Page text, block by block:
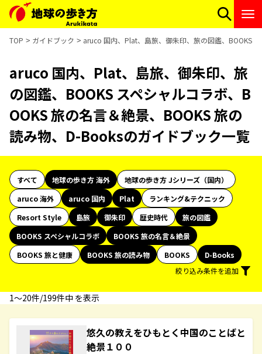
TOP ガイドブック aruco 国内、Plat、島旅、御朱印、旅の図鑑、BOOKS
aruco 国内、Plat、島旅、御朱印、旅
の図鑑、BOOKS スペシャルコラボ、B
OOKS 旅の名言＆絶景、BOOKS 旅の
読み物、D-Booksのガイドブック一覧
すべて 地球の歩き方 海外
地球の歩き方 Jシリーズ（国内）
aruco 海外
aruco 国内 Plat
ランキング&テクニック
Resort Style
島旅 御朱印 歴史時代
旅の図鑑
BOOKS スペシャルコラボ
BOOKS 旅の名言＆絶景
BOOKS 旅と健康
BOOKS 旅の読み物 BOOKS
D-Books
絞り込み条件を追加
1〜20件/199件中 を表示
悠久の教えをひもとく中国のことばと
絶景１００